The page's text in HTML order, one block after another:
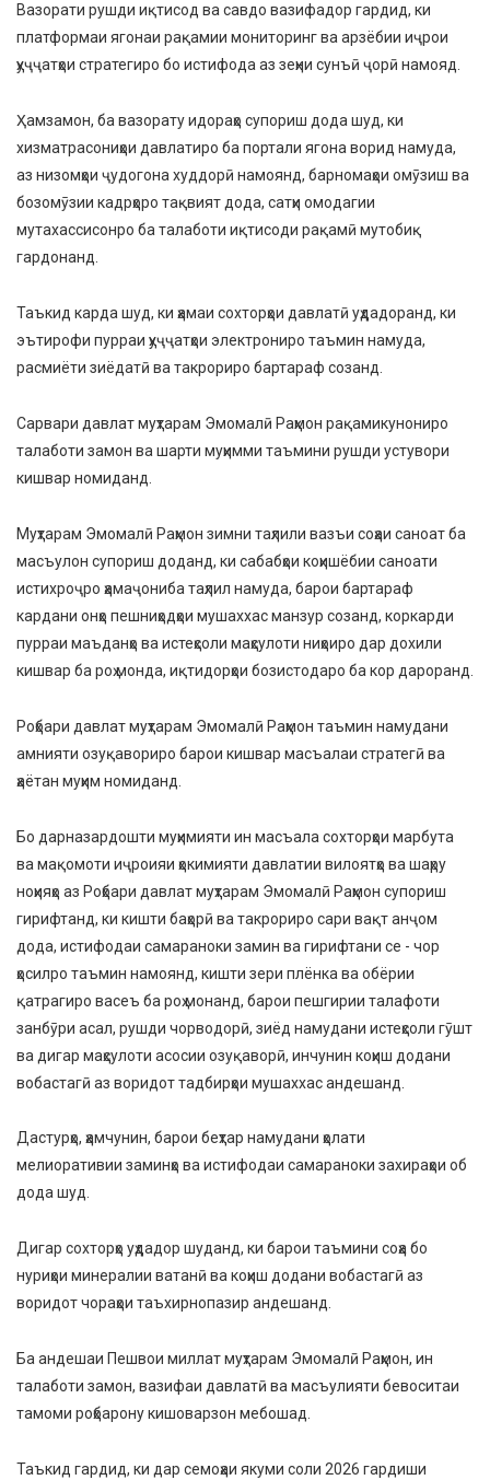
Вазорати рушди иқтисод ва савдо вазифадор гардид, ки
платформаи ягонаи рақамии мониторинг ва арзёбии иҷрои
ҳуҷҷатҳои стратегиро бо истифода аз зеҳни сунъӣ ҷорӣ намояд.
Ҳамзамон, ба вазорату идораҳо супориш дода шуд, ки
хизматрасониҳои давлатиро ба портали ягона ворид намуда,
аз низомҳои ҷудогона худдорӣ намоянд, барномаҳои омӯзиш ва
бозомӯзии кадрҳоро тақвият дода, сатҳи омодагии
мутахассисонро ба талаботи иқтисоди рақамӣ мутобиқ
гардонанд.
Таъкид карда шуд, ки ҳамаи сохторҳои давлатӣ уҳдадоранд, ки
эътирофи пурраи ҳуҷҷатҳои электрониро таъмин намуда,
расмиёти зиёдатӣ ва такрориро бартараф созанд.
Сарвари давлат муҳтарам Эмомалӣ Раҳмон рақамикунониро
талаботи замон ва шарти муҳимми таъмини рушди устувори
кишвар номиданд.
Муҳтарам Эмомалӣ Раҳмон зимни таҳлили вазъи соҳаи саноат ба
масъулон супориш доданд, ки сабабҳои коҳишёбии саноати
истихроҷро ҳамаҷониба таҳлил намуда, барои бартараф
кардани онҳо пешниҳодҳои мушаххас манзур созанд, коркарди
пурраи маъданҳо ва истеҳсоли маҳсулоти ниҳоиро дар дохили
кишвар ба роҳ монда, иқтидорҳои бозистодаро ба кор дароранд.
Роҳбари давлат муҳтарам Эмомалӣ Раҳмон таъмин намудани
амнияти озуқавориро барои кишвар масъалаи стратегӣ ва
ҳаётан муҳим номиданд.
Бо дарназардошти муҳимияти ин масъала сохторҳои марбута
ва мақомоти иҷроияи ҳокимияти давлатии вилоятҳо ва шаҳру
ноҳияҳо аз Роҳбари давлат муҳтарам Эмомалӣ Раҳмон супориш
гирифтанд, ки кишти баҳорӣ ва такрориро сари вақт анҷом
дода, истифодаи самараноки замин ва гирифтани се - чор
ҳосилро таъмин намоянд, кишти зери плёнка ва обёрии
қатрагиро васеъ ба роҳ монанд, барои пешгирии талафоти
занбӯри асал, рушди чорводорӣ, зиёд намудани истеҳсоли гӯшт
ва дигар маҳсулоти асосии озуқаворӣ, инчунин коҳиш додани
вобастагӣ аз воридот тадбирҳои мушаххас андешанд.
Дастурҳо, ҳамчунин, барои беҳтар намудани ҳолати
мелиоративии заминҳо ва истифодаи самараноки захираҳои об
дода шуд.
Дигар сохторҳо уҳдадор шуданд, ки барои таъмини соҳа бо
нуриҳои минералии ватанӣ ва коҳиш додани вобастагӣ аз
воридот чораҳои таъхирнопазир андешанд.
Ба андешаи Пешвои миллат муҳтарам Эмомалӣ Раҳмон, ин
талаботи замон, вазифаи давлатӣ ва масъулияти бевоситаи
тамоми роҳбарону кишоварзон мебошад.
Таъкид гардид, ки дар семоҳаи якуми соли 2026 гардиши